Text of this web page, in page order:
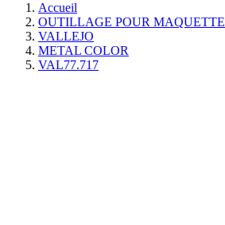
Accueil
OUTILLAGE POUR MAQUETTE
VALLEJO
METAL COLOR
VAL77.717